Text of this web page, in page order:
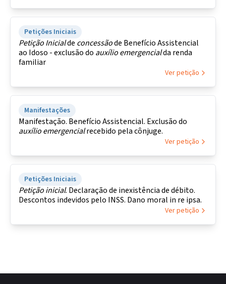
Petições Iniciais
PetiçãoInicialde concessãode Benefício Assistencial
ao Idoso - exclusão do auxílioemergencialda renda
familiar
Ver petição
Manifestações
Manifestação. Benefício Assistencial. Exclusão do
auxílioemergencialrecebido pela cônjuge.
Ver petição
Petições Iniciais
Petiçãoinicial. Declaração de inexistência de débito.
Descontos indevidos pelo INSS. Dano moral in re ipsa.
Ver petição